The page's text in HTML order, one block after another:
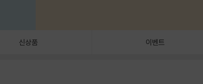
신상품 이벤트